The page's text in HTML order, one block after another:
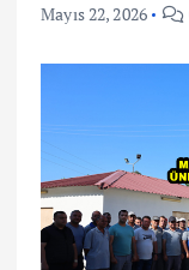
Mayıs 22, 2026